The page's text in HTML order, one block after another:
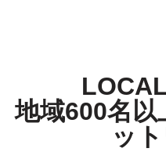
地域600名
ッ